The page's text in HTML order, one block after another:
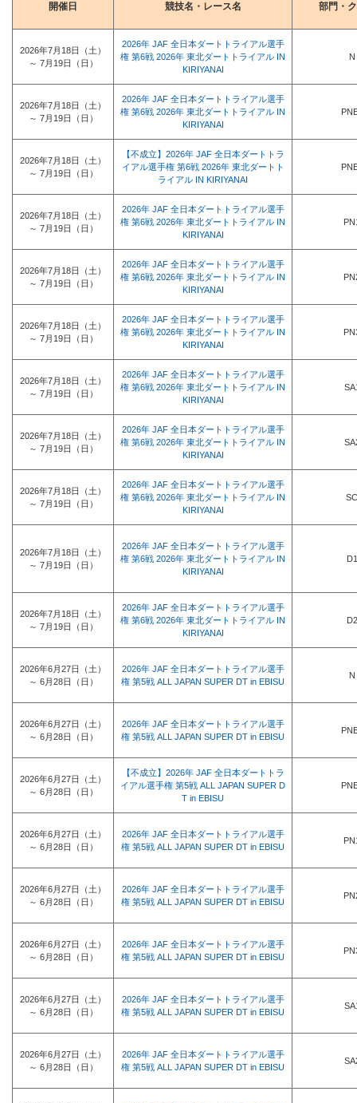
開催日 競技名・レース名 部門・
2026年7月18日（土）
～ 7月19日（日）
2026年 JAF 全日本ダートトライアル選手
権 第6戦 2026年 東北ダートトライアル IN
KIRIYANAI
N
2026年7月18日（土）
～ 7月19日（日）
2026年 JAF 全日本ダートトライアル選手
権 第6戦 2026年 東北ダートトライアル IN
KIRIYANAI
2026年7月18日（土）
～ 7月19日（日）
【不成立】2026年 JAF 全日本ダートトラ
イアル選手権 第6戦 2026年 東北ダートト
ライアル IN KIRIYANAI
2026年7月18日（土）
～ 7月19日（日）
2026年 JAF 全日本ダートトライアル選手
権 第6戦 2026年 東北ダートトライアル IN
KIRIYANAI
2026年7月18日（土）
～ 7月19日（日）
2026年 JAF 全日本ダートトライアル選手
権 第6戦 2026年 東北ダートトライアル IN
KIRIYANAI
2026年7月18日（土）
～ 7月19日（日）
2026年 JAF 全日本ダートトライアル選手
権 第6戦 2026年 東北ダートトライアル IN
KIRIYANAI
2026年7月18日（土）
～ 7月19日（日）
2026年 JAF 全日本ダートトライアル選手
権 第6戦 2026年 東北ダートトライアル IN
KIRIYANAI
2026年7月18日（土）
～ 7月19日（日）
2026年 JAF 全日本ダートトライアル選手
権 第6戦 2026年 東北ダートトライアル IN
KIRIYANAI
2026年7月18日（土）
～ 7月19日（日）
2026年 JAF 全日本ダートトライアル選手
権 第6戦 2026年 東北ダートトライアル IN
KIRIYANAI
SC
2026年7月18日（土）
～ 7月19日（日）
2026年 JAF 全日本ダートトライアル選手
権 第6戦 2026年 東北ダートトライアル IN
KIRIYANAI
D1
2026年7月18日（土）
～ 7月19日（日）
2026年 JAF 全日本ダートトライアル選手
権 第6戦 2026年 東北ダートトライアル IN
KIRIYANAI
D2
2026年6月27日（土）
～ 6月28日（日）
2026年 JAF 全日本ダートトライアル選手
権 第5戦 ALL JAPAN SUPER DT in EBISU
N
2026年6月27日（土）
～ 6月28日（日）
2026年 JAF 全日本ダートトライアル選手
権 第5戦 ALL JAPAN SUPER DT in EBISU
2026年6月27日（土）
～ 6月28日（日）
【不成立】2026年 JAF 全日本ダートトラ
イアル選手権 第5戦 ALL JAPAN SUPER D
T in EBISU
2026年6月27日（土）
～ 6月28日（日）
2026年 JAF 全日本ダートトライアル選手
権 第5戦 ALL JAPAN SUPER DT in EBISU
2026年6月27日（土）
～ 6月28日（日）
2026年 JAF 全日本ダートトライアル選手
権 第5戦 ALL JAPAN SUPER DT in EBISU
2026年6月27日（土）
～ 6月28日（日）
2026年 JAF 全日本ダートトライアル選手
権 第5戦 ALL JAPAN SUPER DT in EBISU
2026年6月27日（土）
～ 6月28日（日）
2026年 JAF 全日本ダートトライアル選手
権 第5戦 ALL JAPAN SUPER DT in EBISU
2026年6月27日（土）
～ 6月28日（日）
2026年 JAF 全日本ダートトライアル選手
権 第5戦 ALL JAPAN SUPER DT in EBISU